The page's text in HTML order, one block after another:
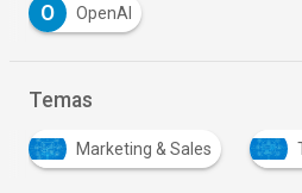
O OpenAI
Temas
Marketing & Sales